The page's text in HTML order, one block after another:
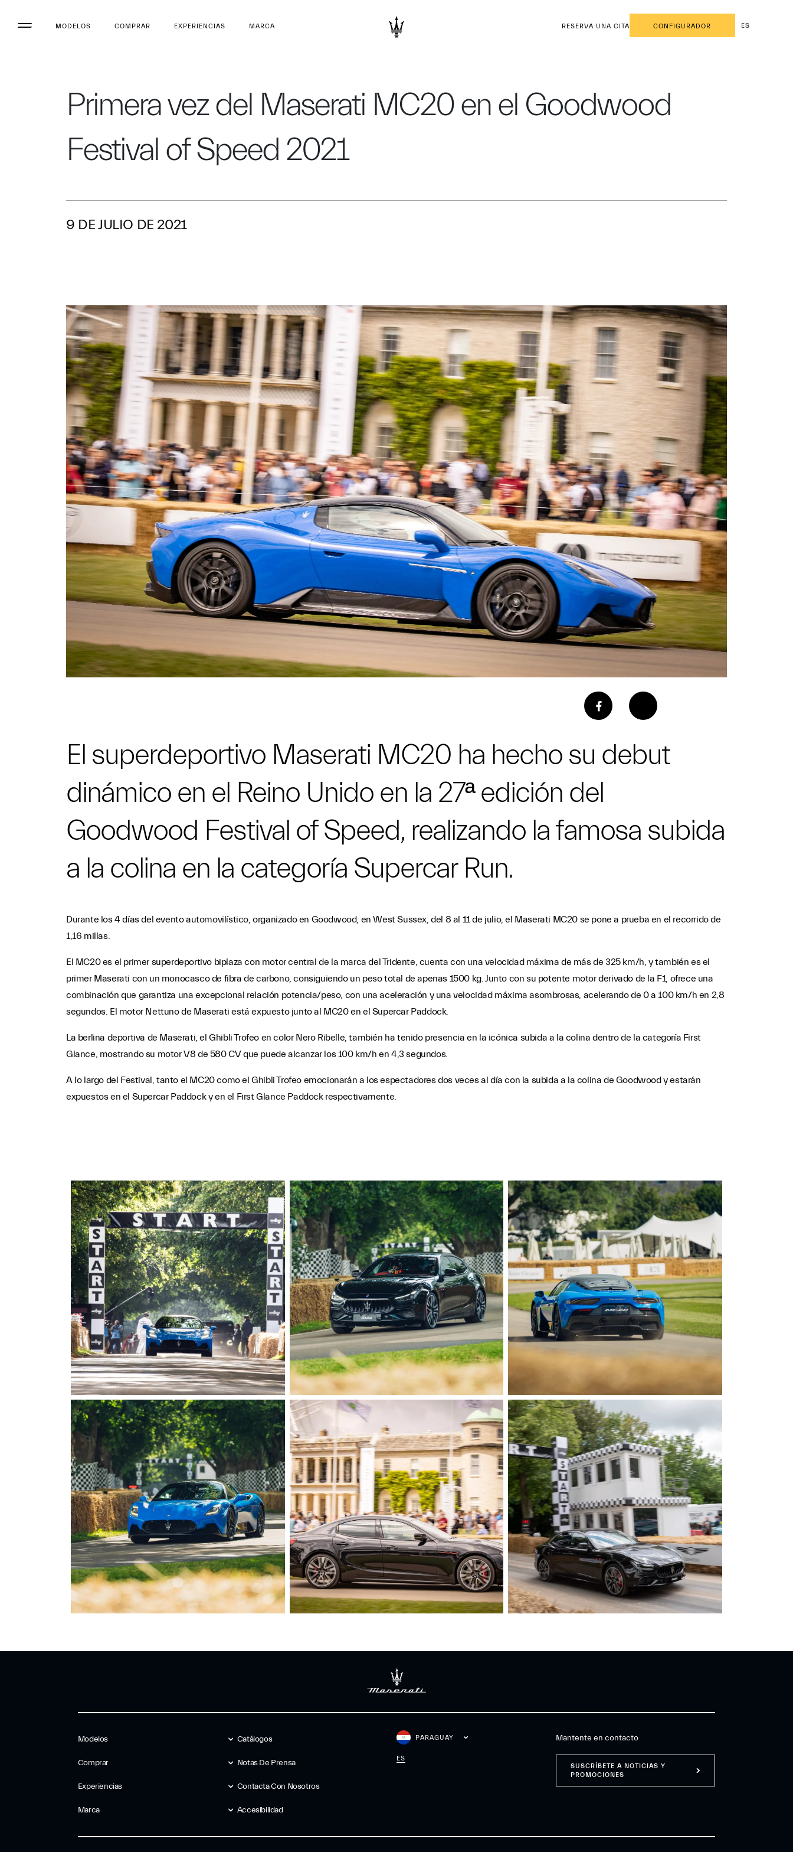
MODELOS COMPRAR EXPERIENCIAS MARCA RESERVA UNA CITA CONFIGURADOR ES
Primera vez del Maserati MC20 en el Goodwood
Festival of Speed 2021
9 DE JULIO DE 2021
El superdeportivo Maserati MC20 ha hecho su debut
dinámico en el Reino Unido en la 27ª edición del
Goodwood Festival of Speed, realizando la famosa subida
a la colina en la categoría Supercar Run.
Durante los 4 días del evento automovilístico, organizado en Goodwood, en West Sussex, del 8 al 11 de julio, el Maserati MC20 se pone a prueba en el recorrido de
1,16 millas.
El MC20 es el primer superdeportivo biplaza con motor central de la marca del Tridente, cuenta con una velocidad máxima de más de 325 km/h, y también es el
primer Maserati con un monocasco de fibra de carbono, consiguiendo un peso total de apenas 1500 kg. Junto con su potente motor derivado de la F1, ofrece una
combinación que garantiza una excepcional relación potencia/peso, con una aceleración y una velocidad máxima asombrosas, acelerando de 0 a 100 km/h en 2,8
segundos. El motor Nettuno de Maserati está expuesto junto al MC20 en el Supercar Paddock.
La berlina deportiva de Maserati, el Ghibli Trofeo en color Nero Ribelle, también ha tenido presencia en la icónica subida a la colina dentro de la categoría First
Glance, mostrando su motor V8 de 580 CV que puede alcanzar los 100 km/h en 4,3 segundos.
A lo largo del Festival, tanto el MC20 como el Ghibli Trofeo emocionarán a los espectadores dos veces al día con la subida a la colina de Goodwood y estarán
expuestos en el Supercar Paddock y en el First Glance Paddock respectivamente.
Modelos
Comprar
Experiencias
Marca
Catálogos
Notas De Prensa
Contacta Con Nosotros
Accesibilidad
PARAGUAY
ES
Mantente en contacto
SUSCRÍBETE A NOTICIAS Y
PROMOCIONES